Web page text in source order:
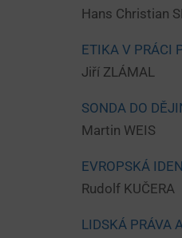
Hans Christian
ETIKA V PRÁCI
Jiří ZLÁMAL
SONDA DO
Martin WEIS
EVROPSKÁ
Rudolf KUČERA
LIDSKÁ PRÁVA